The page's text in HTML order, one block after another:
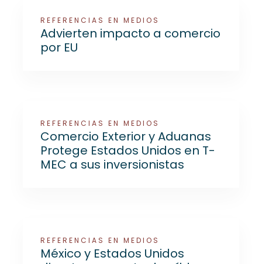
REFERENCIAS EN MEDIOS
Advierten impacto a comercio
por EU
REFERENCIAS EN MEDIOS
Comercio Exterior y Aduanas
Protege Estados Unidos en T-
MEC a sus inversionistas
REFERENCIAS EN MEDIOS
México y Estados Unidos